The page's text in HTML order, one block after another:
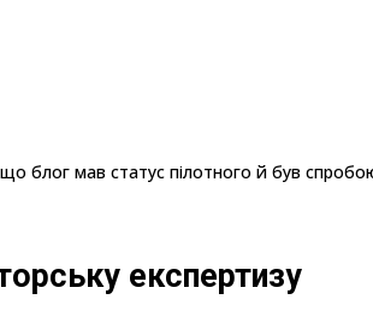
блог мав статус пілотного й був
експертизу